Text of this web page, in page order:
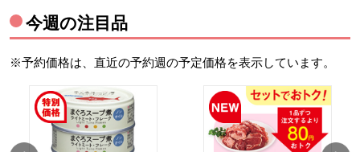
今週の注目品
※予約価格は、直近の予約週の予定価格を表示しています。